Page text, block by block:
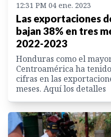
12:31 PM 04 ene. 2023
Las exportaciones
bajan 38% en tres
2022-2023
Honduras como el
Centroamérica ha
cifras en las
meses. Aquí los detalles